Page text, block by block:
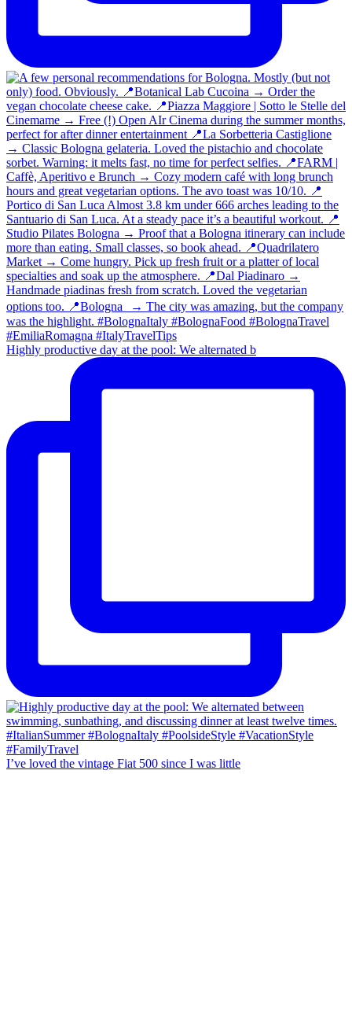
Highly productive day at the pool: We alternated b
I’ve loved the vintage Fiat 500 since I was little